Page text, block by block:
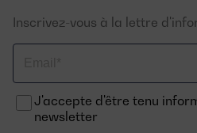
Inscrivez-vous à la lettre
J'accepte d'être tenu
newsletter